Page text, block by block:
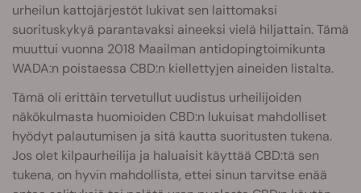
urheilun kattojärjestöt lukivat sen laittomaksi
suorituskykyä parantavaksi aineeksi vielä hiljattain. Tämä
muuttui vuonna 2018 Maailman antidopingtoimikunta
WADA:n poistaessa CBD:n kiellettyjen aineiden listalta.
Tämä oli erittäin tervetullut uudistus urheilijoiden
näkökulmasta huomioiden CBD:n lukuisat mahdolliset
hyödyt palautumisen ja sitä kautta suoritusten tukena.
Jos olet kilpaurheilija ja haluaisit käyttää CBD:tä sen
tukena, on hyvin mahdollista, ettei sinun tarvitse enää